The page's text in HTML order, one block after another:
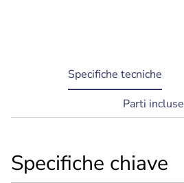
current
tab:
Specifiche tecniche
Parti incluse
Specifiche chiave